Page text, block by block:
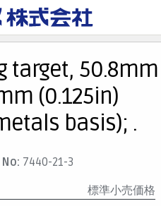
target, 50.8mm
(0.125in)
basis); .
No: 7440-21-3
標準小売価格